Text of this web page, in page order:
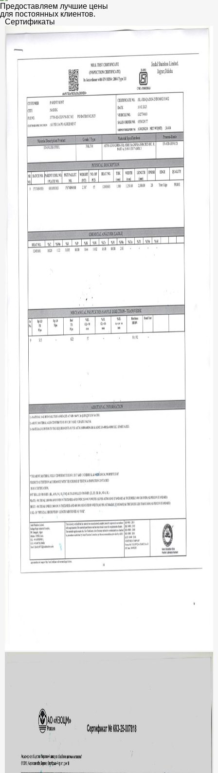
Предоставляем лучшие цены
для постоянных клиентов.
Сертификаты